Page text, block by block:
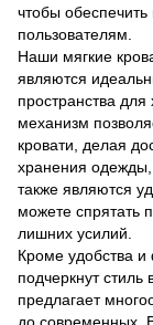
чтобы
пользователям.
Наши мягкие
являются
пространства
механизм
кровати, делая
хранения
также являются
можете спрятать
лишних усилий.
Кроме удобства и
подчеркнут
предлагает
до современных.